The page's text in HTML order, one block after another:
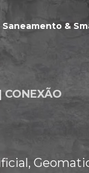
Saneamento &
CONEXÃO